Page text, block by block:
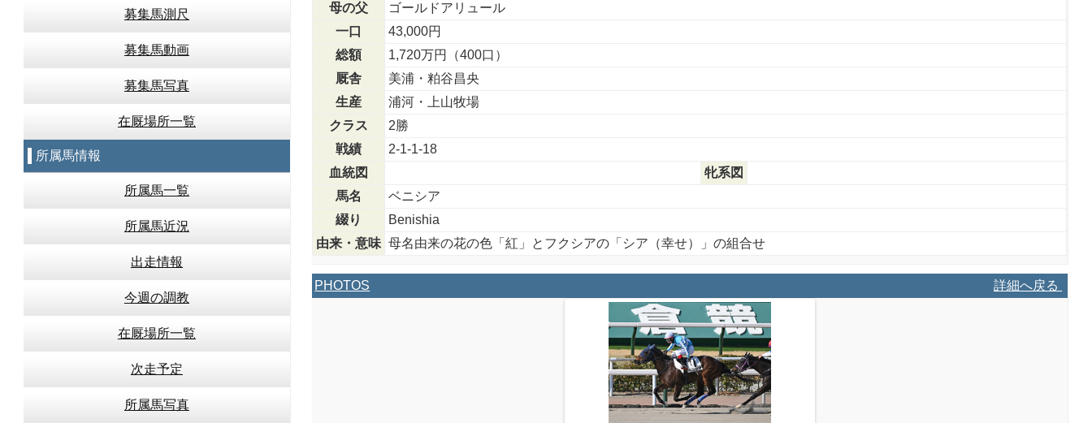
募集馬測尺
募集馬動画
募集馬写真
在厩場所一覧
所属馬情報
所属馬一覧
所属馬近況
出走情報
今週の調教
在厩場所一覧
次走予定
所属馬写真
母の父
ゴールドアリュール
一口
43,000円
総額
1,720万円（400口）
厩舎
美浦・粕谷昌央
生産
浦河・上山牧場
クラス
2勝
戦績
2-1-1-18
血統図
牝系図
馬名
ベニシア
綴り
Benishia
由来・意味 母名由来の花の色「紅」とフクシアの「シア（幸せ）」の組合せ
PHOTOS 詳細へ戻る